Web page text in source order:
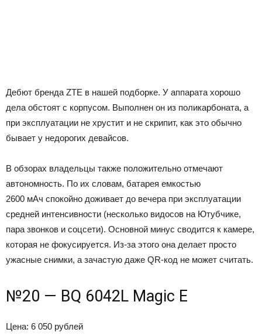
Дебют бренда ZTE в нашей подборке. У аппарата хорошо
дела обстоят с корпусом. Выполнен он из поликарбоната, а
при эксплуатации не хрустит и не скрипит, как это обычно
бывает у недорогих девайсов.
В обзорах владельцы также положительно отмечают
автономность. По их словам, батарея емкостью
2600 мАч спокойно доживает до вечера при эксплуатации
средней интенсивности (несколько видосов на Ютубчике,
пара звонков и соцсети). Основной минус сводится к камере,
которая не фокусируется. Из-за этого она делает просто
ужасные снимки, а зачастую даже QR-код не может считать.
№20 — BQ 6042L Magic E
Цена: 6 050 рублей